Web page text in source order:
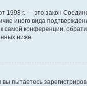
1998 г. — это закон
иного вида
конференции,
ниже.